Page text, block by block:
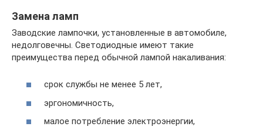
Замена ламп
Заводские лампочки, установленные в автомобиле,
недолговечны. Светодиодные имеют такие
преимущества перед обычной лампой накаливания:
срок службы не менее 5 лет,
эргономичность,
малое потребление электроэнергии,